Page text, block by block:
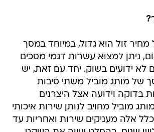
מחיר זול הוא גדול, במיוחד במסך
ניתן למצוא עשרות דגמי מסכים
לא ידועים בשוק. יחד עם זאת, יש
של מותג מוביל משתי סיבות
בדוקה וידועה אצל היצרנים
מוביל מחויב לנותן שירות איכותי
אלה מעניקים שירות ואחריות עד